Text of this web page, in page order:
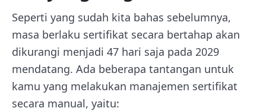
Seperti yang sudah kita bahas sebelumnya,
masa berlaku sertifikat secara bertahap akan
dikurangi menjadi 47 hari saja pada 2029
mendatang. Ada beberapa tantangan untuk
kamu yang melakukan manajemen sertifikat
secara manual, yaitu: